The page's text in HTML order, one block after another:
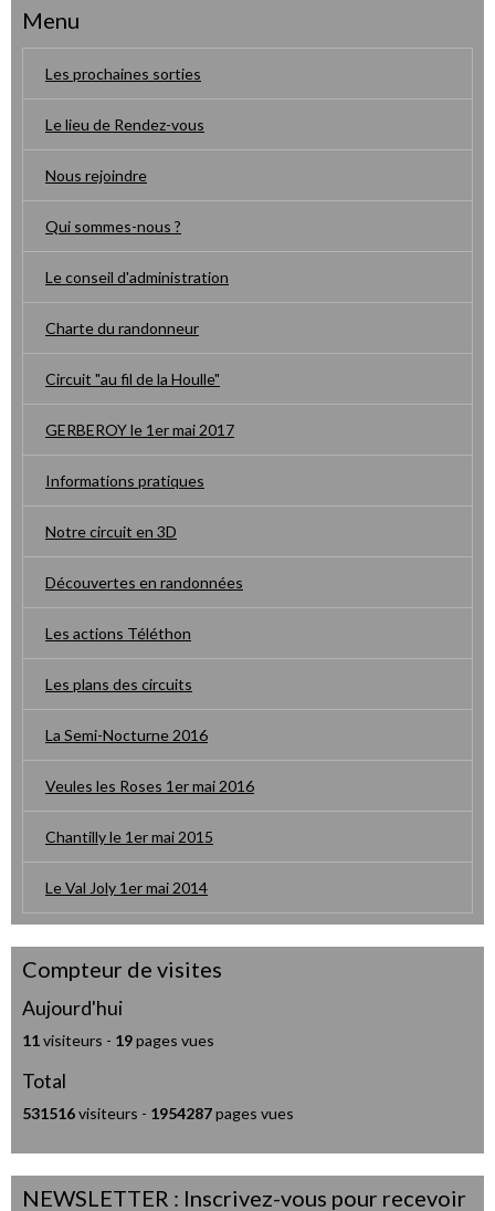
Menu
Les prochaines sorties
Le lieu de Rendez-vous
Nous rejoindre
Qui sommes-nous ?
Le conseil d'administration
Charte du randonneur
Circuit "au fil de la Houlle"
GERBEROY le 1er mai 2017
Informations pratiques
Notre circuit en 3D
Découvertes en randonnées
Les actions Téléthon
Les plans des circuits
La Semi-Nocturne 2016
Veules les Roses 1er mai 2016
Chantilly le 1er mai 2015
Le Val Joly 1er mai 2014
Compteur de visites
Aujourd'hui
11visiteurs - 19pages vues
Total
531516visiteurs - 1954287pages vues
NEWSLETTER : Inscrivez-vous pour recevoir